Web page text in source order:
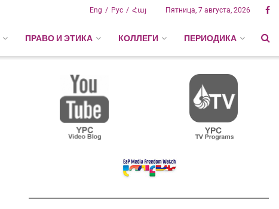
Рус Հայ
Eng Пятница, 7 августа, 2026
ПРАВО И ЭТИКА КОЛЛЕГИ ПЕРИОДИКА